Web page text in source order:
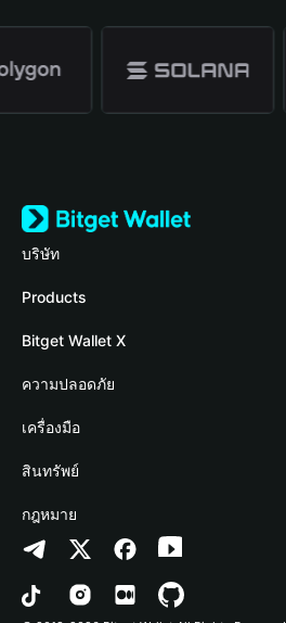
บริษัท
เกี่ยวกับ Bitget Wallet
Blog
Academy
ข่าวสารด้านคริปโต
ศูนย์ช่วยเหลือ
ติดต่อเรา
ทรัพยากรข้อมูลของแบรนด์
อาชีพ
Products
Crypto Card
Stablecoin Earn
Payfi Crypto
Crypto Swap API
Altcoin Season Index
Prediction Markets
DApp
Bitget Wallet X
นักพัฒนา
เชื่อมต่อ Wallet
Bitget Wallet Pay
ลิสต์โปรเจกต์
ความปลอดภัย
Protection Fund
เทคโนโลยีความปลอดภัย
เครื่องมือ
ซื้อคริปโต
การตรวจจับการอนุญาต
การตรวจจับสัญญา
การโอนเป็นชุด
สินทรัพย์
Arbitrum
Avalanche
Bitcoin
กฎหมาย
นโยบายความเป็นส่วนตัว
ข้อตกลงในการใช้บริการ